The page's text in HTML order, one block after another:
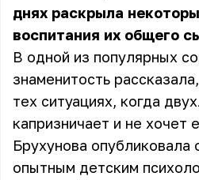
днях раскрыла
воспитания их общего
В одной из популярных
знаменитость
тех ситуациях, когда
капризничает и не хочет
Брухунова опубликовала
опытным детским